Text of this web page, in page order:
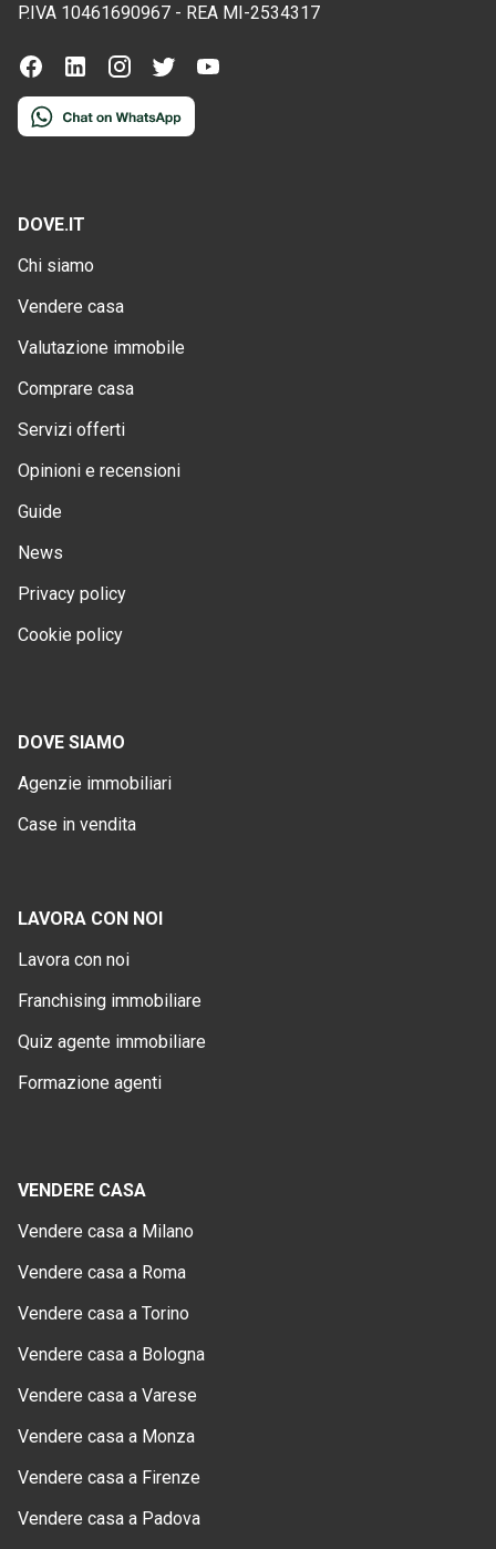
P.IVA 10461690967 - REA MI-2534317
DOVE.IT
Chi siamo
Vendere casa
Valutazione immobile
Comprare casa
Servizi offerti
Opinioni e recensioni
Guide
News
Privacy policy
Cookie policy
DOVE SIAMO
Agenzie immobiliari
Case in vendita
LAVORA CON NOI
Lavora con noi
Franchising immobiliare
Quiz agente immobiliare
Formazione agenti
VENDERE CASA
Vendere casa a Milano
Vendere casa a Roma
Vendere casa a Torino
Vendere casa a Bologna
Vendere casa a Varese
Vendere casa a Monza
Vendere casa a Firenze
Vendere casa a Padova